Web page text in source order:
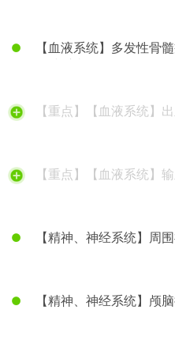
【血液系统】多发性骨
【重点】【血液系统】
【重点】【血液系统】输
【精神、神经系统】周
【精神、神经系统】颅